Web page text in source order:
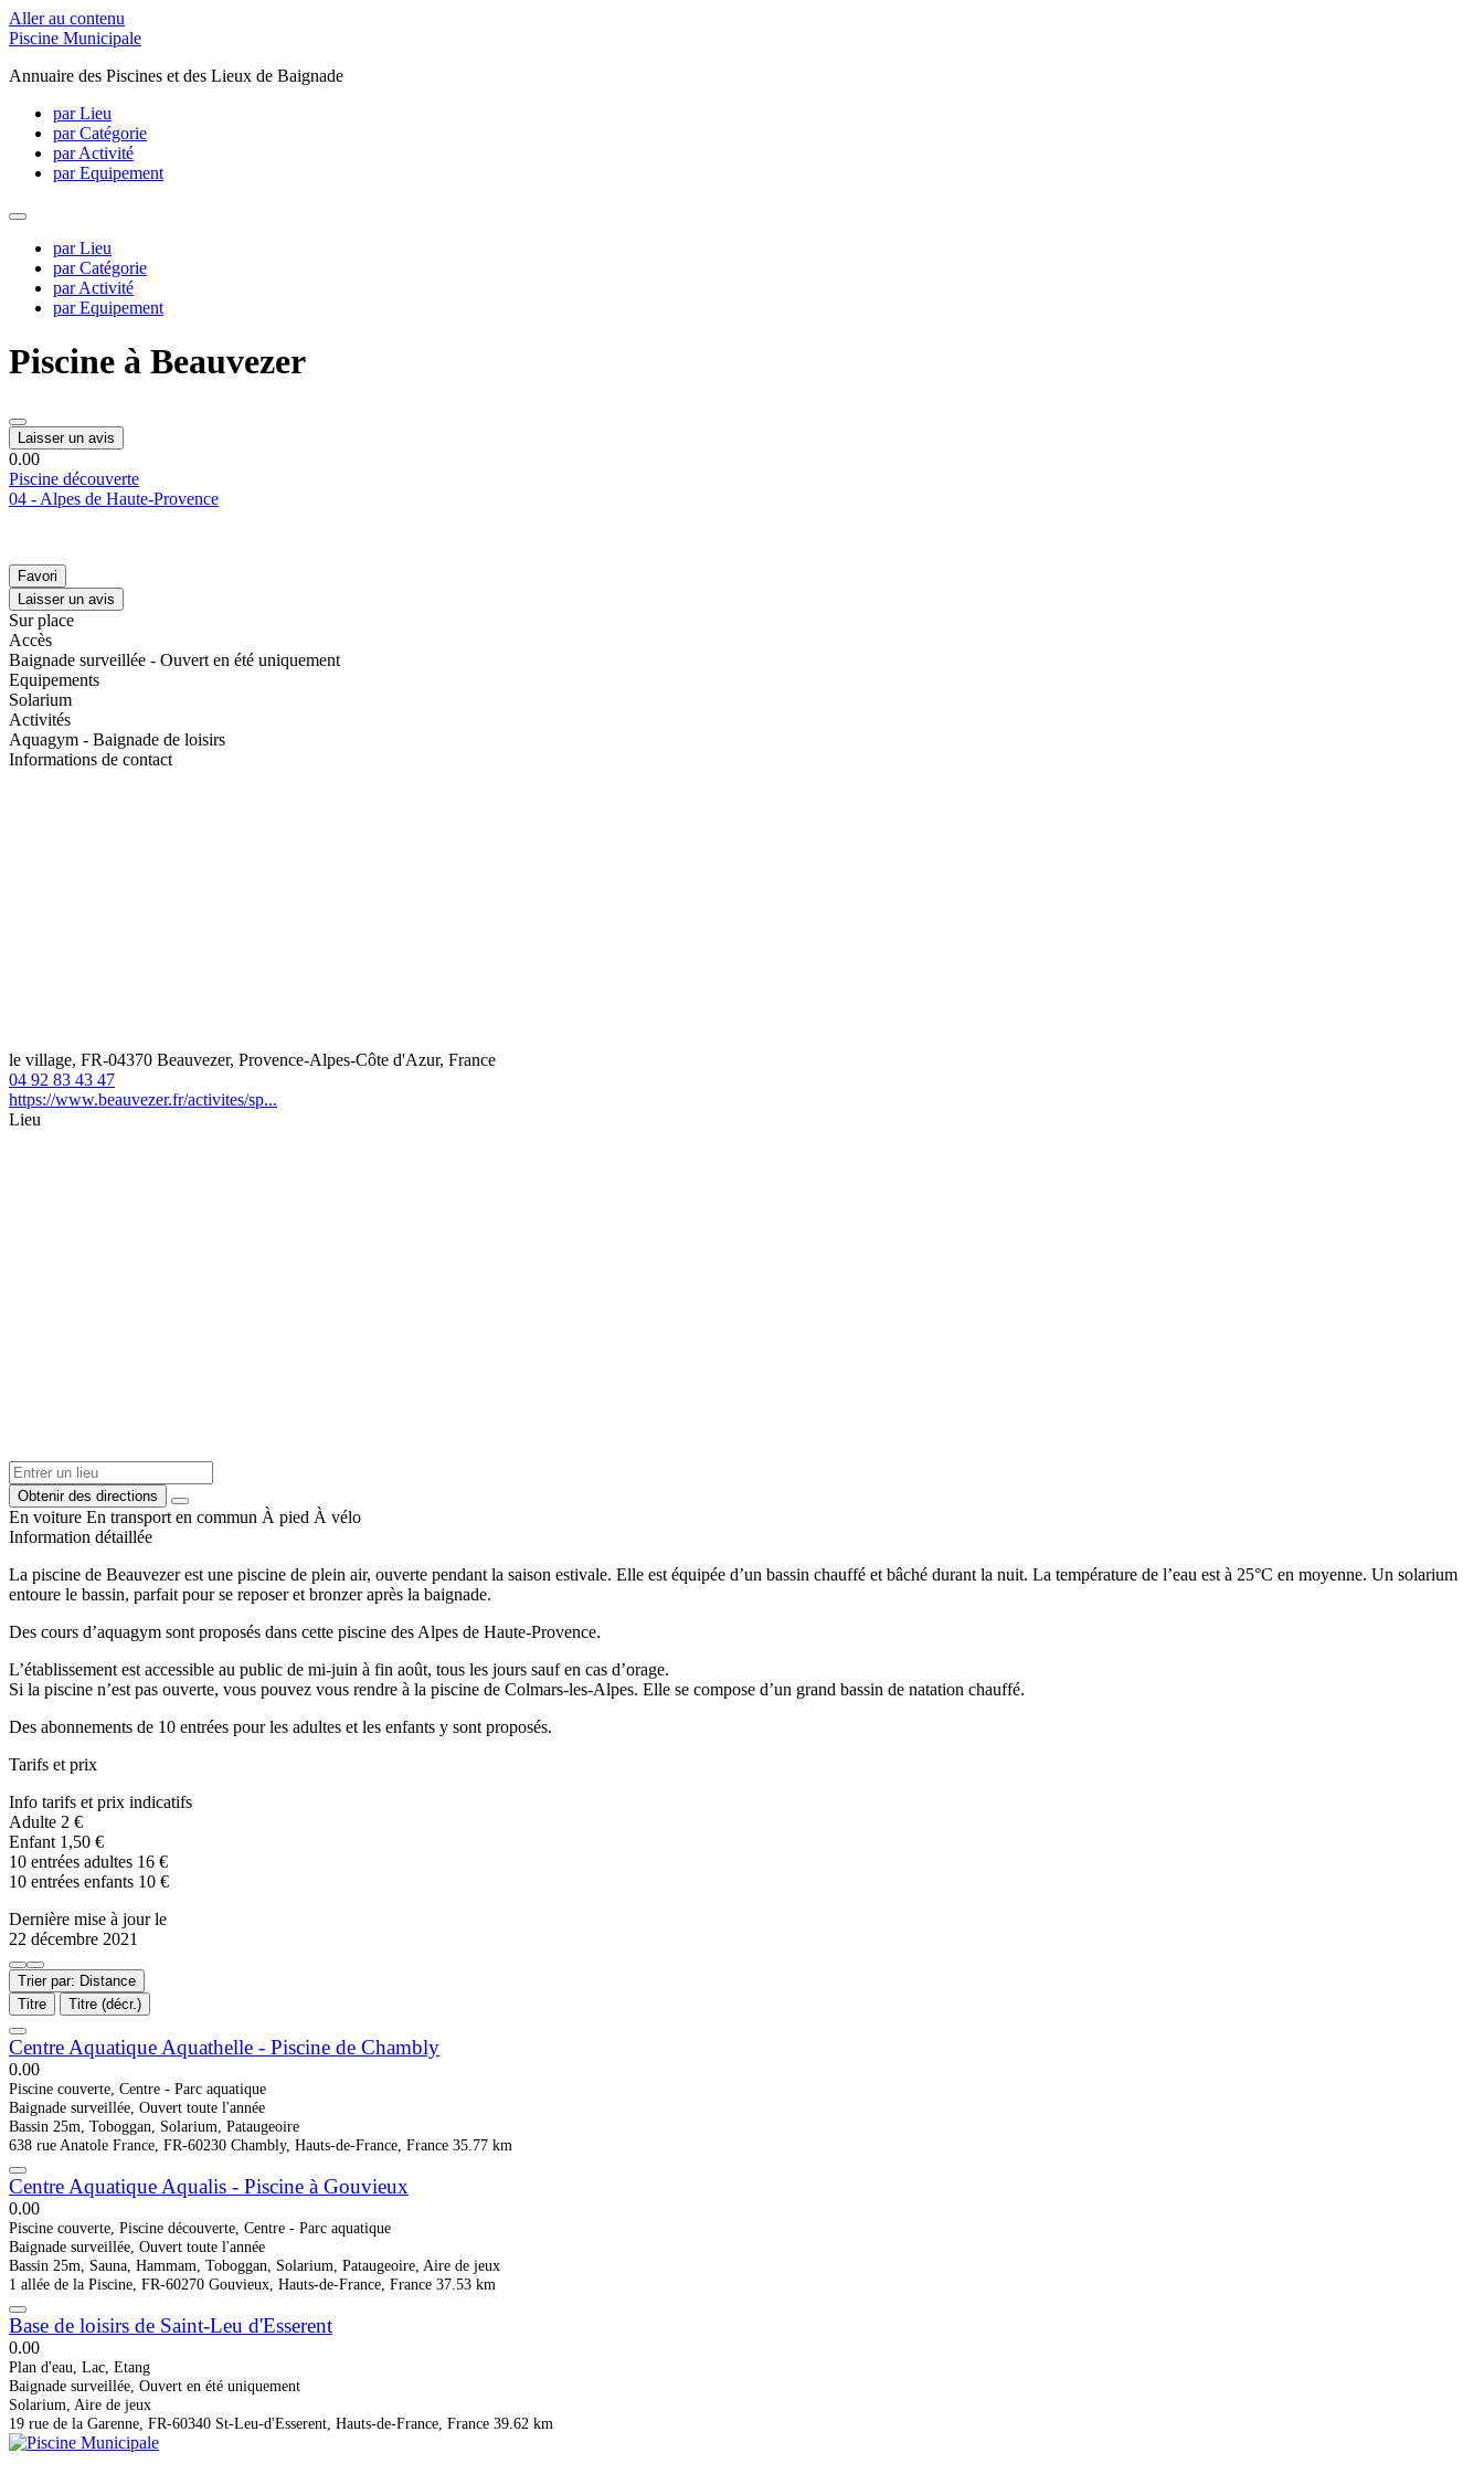
Aller au contenu
Piscine Municipale
Annuaire des Piscines et des Lieux de Baignade
par Lieu
par Catégorie
par Activité
par Equipement
par Lieu
par Catégorie
par Activité
par Equipement
Piscine à Beauvezer
Laisser un avis
0.00
Piscine découverte
04 - Alpes de Haute-Provence
Favori
Laisser un avis
Sur place
Accès
Baignade surveillée - Ouvert en été uniquement
Equipements
Solarium
Activités
Aquagym - Baignade de loisirs
Informations de contact
le village, FR-04370 Beauvezer, Provence-Alpes-Côte d'Azur, France
04 92 83 43 47
https://www.beauvezer.fr/activites/sp...
Lieu
Obtenir des directions
En voiture En transport en commun À pied À vélo
Information détaillée
La piscine de Beauvezer est une piscine de plein air, ouverte pendant la saison estivale. Elle est équipée d’un bassin chauffé et bâché durant la nuit. La température de l’eau est à 25°C en moyenne. Un solarium
entoure le bassin, parfait pour se reposer et bronzer après la baignade.
Des cours d’aquagym sont proposés dans cette piscine des Alpes de Haute-Provence.
L’établissement est accessible au public de mi-juin à fin août, tous les jours sauf en cas d’orage.
Si la piscine n’est pas ouverte, vous pouvez vous rendre à la piscine de Colmars-les-Alpes. Elle se compose d’un grand bassin de natation chauffé.
Des abonnements de 10 entrées pour les adultes et les enfants y sont proposés.
Tarifs et prix
Info tarifs et prix indicatifs
Adulte 2 €
Enfant 1,50 €
10 entrées adultes 16 €
10 entrées enfants 10 €
Dernière mise à jour le
22 décembre 2021
Trier par: Distance
Titre
Titre (décr.)
Centre Aquatique Aquathelle - Piscine de Chambly
0.00
Piscine couverte, Centre - Parc aquatique
Baignade surveillée, Ouvert toute l'année
Bassin 25m, Toboggan, Solarium, Pataugeoire
638 rue Anatole France, FR-60230 Chambly, Hauts-de-France, France 35.77 km
Centre Aquatique Aqualis - Piscine à Gouvieux
0.00
Piscine couverte, Piscine découverte, Centre - Parc aquatique
Baignade surveillée, Ouvert toute l'année
Bassin 25m, Sauna, Hammam, Toboggan, Solarium, Pataugeoire, Aire de jeux
1 allée de la Piscine, FR-60270 Gouvieux, Hauts-de-France, France 37.53 km
Base de loisirs de Saint-Leu d'Esserent
0.00
Plan d'eau, Lac, Etang
Baignade surveillée, Ouvert en été uniquement
Solarium, Aire de jeux
19 rue de la Garenne, FR-60340 St-Leu-d'Esserent, Hauts-de-France, France 39.62 km